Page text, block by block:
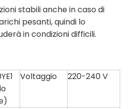
stabili anche in caso di
pesanti, quindi lo
in condizioni difficili.
Voltaggio 220-240 V